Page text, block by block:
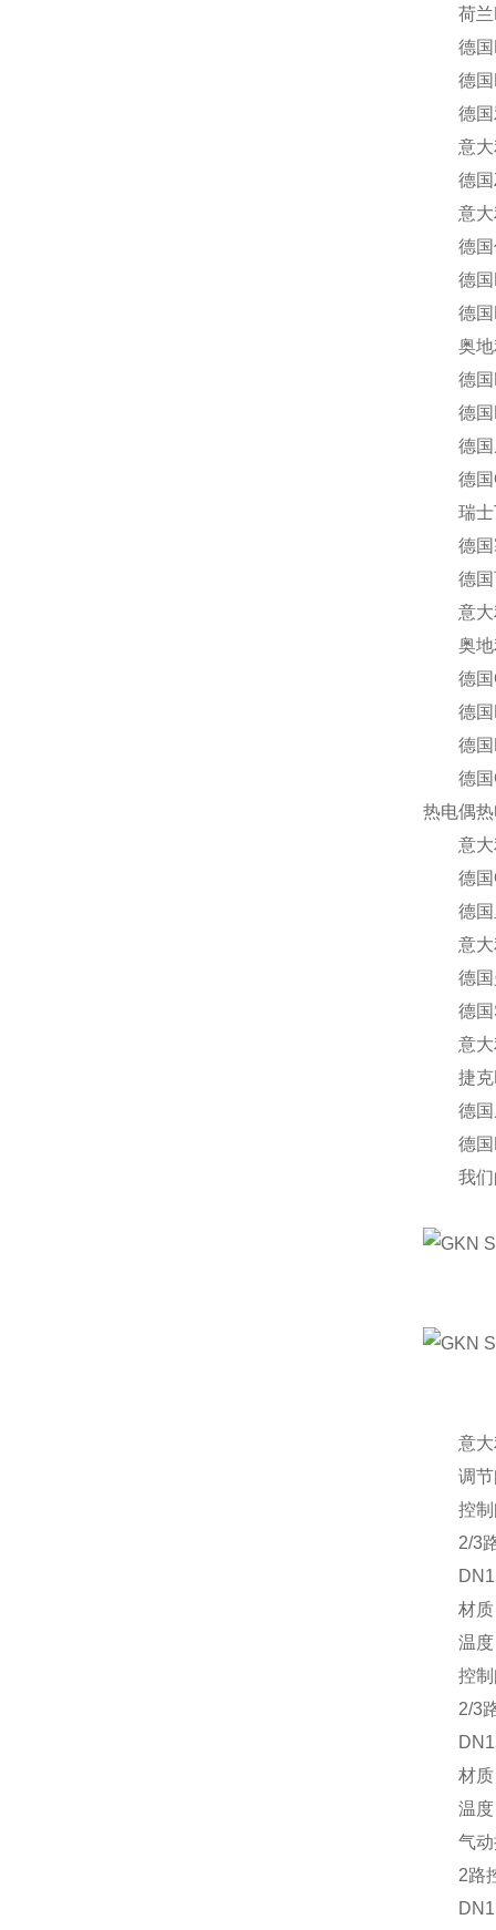
荷兰
德国
德国
德国雅
意大利
德国Z-
意大利
德国仪
德国
德国
奥地利
德国
德国
德国
德国
瑞士
德国
德国百
意大
奥地利
德国
德国
德国
德国
热电偶
意大利
德国
德国里
意大利
德国曼
德国
意大
捷克
德国威
德国
我们
意大利
调节
控制
2/3路
DN15-
材质：
温度
控制
2/3路
DN15-
材质：
温度
气动
2路控